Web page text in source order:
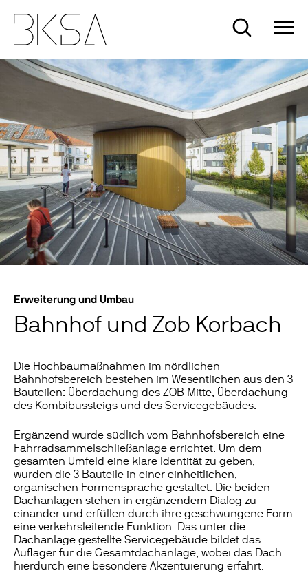
content
Suche
Erweiterung und Umbau
Bahnhof und Zob Korbach
Die Hochbaumaßnahmen im nördlichen
Bahnhofsbereich bestehen im Wesentlichen aus den 3
Bauteilen: Überdachung des ZOB Mitte, Überdachung
des Kombibussteigs und des Servicegebäudes.
Ergänzend wurde südlich vom Bahnhofsbereich eine
Fahrradsammelschließanlage errichtet. Um dem
gesamten Umfeld eine klare Identität zu geben,
wurden die 3 Bauteile in einer einheitlichen,
organischen Formensprache gestaltet. Die beiden
Dachanlagen stehen in ergänzendem Dialog zu
einander und erfüllen durch ihre geschwungene Form
eine verkehrsleitende Funktion. Das unter die
Dachanlage gestellte Servicegebäude bildet das
Auflager für die Gesamtdachanlage, wobei das Dach
hierdurch eine besondere Akzentuierung erfährt.